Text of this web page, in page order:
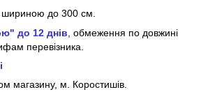
шириною до 300 см.
до 12 днів , обмеження по довжині
перевізника.
магазину, м.
Коростишів.